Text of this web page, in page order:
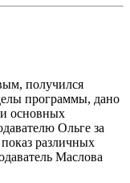
получился
программы, дано
основных
Ольге за
различных
Маслова